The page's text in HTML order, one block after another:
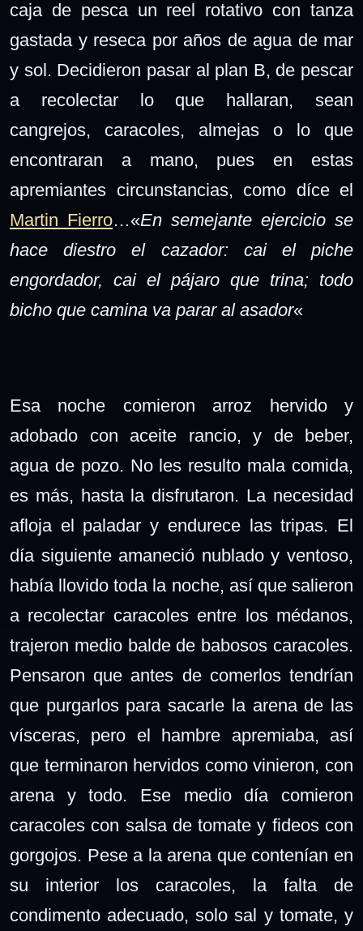
caja de pesca un reel rotativo con tanza
gastada y reseca por años de agua de mar
y sol. Decidieron pasar al plan B, de pescar
a recolectar lo que hallaran, sean
cangrejos, caracoles, almejas o lo que
encontraran a mano, pues en estas
apremiantes circunstancias, como díce el
Martin Fierro…«En semejante ejercicio se
hace diestro el cazador: cai el piche
engordador, cai el pájaro que trina; todo
bicho que camina va parar al asador«
Esa noche comieron arroz hervido y
adobado con aceite rancio, y de beber,
agua de pozo. No les resulto mala comida,
es más, hasta la disfrutaron. La necesidad
afloja el paladar y endurece las tripas. El
día siguiente amaneció nublado y ventoso,
había llovido toda la noche, así que salieron
a recolectar caracoles entre los médanos,
trajeron medio balde de babosos caracoles.
Pensaron que antes de comerlos tendrían
que purgarlos para sacarle la arena de las
vísceras, pero el hambre apremiaba, así
que terminaron hervidos como vinieron, con
arena y todo. Ese medio día comieron
caracoles con salsa de tomate y fideos con
gorgojos. Pese a la arena que contenían en
su interior los caracoles, la falta de
condimento adecuado, solo sal y tomate, y